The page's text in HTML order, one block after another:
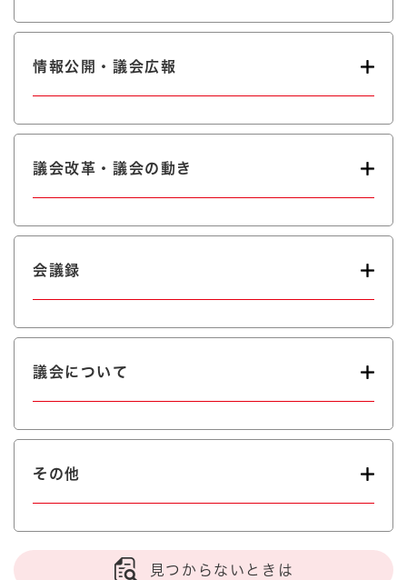
情報公開・議会広報
議会改革・議会の動き
会議録
議会について
その他
見つからないときは